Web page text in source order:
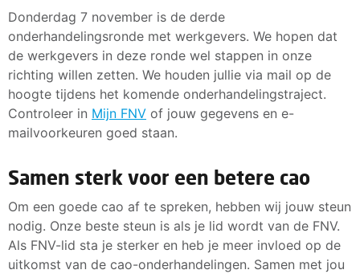
Donderdag 7 november is de derde
onderhandelingsronde met werkgevers. We hopen dat
de werkgevers in deze ronde wel stappen in onze
richting willen zetten. We houden jullie via mail op de
hoogte tijdens het komende onderhandelingstraject.
Controleer in Mijn FNV of jouw gegevens en e-
mailvoorkeuren goed staan.
Samen sterk voor een betere cao
Om een goede cao af te spreken, hebben wij jouw steun
nodig. Onze beste steun is als je lid wordt van de FNV.
Als FNV-lid sta je sterker en heb je meer invloed op de
uitkomst van de cao-onderhandelingen. Samen met jou